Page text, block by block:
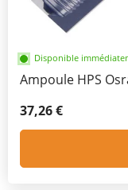
Disponible
Ampoule HPS
37,26 €